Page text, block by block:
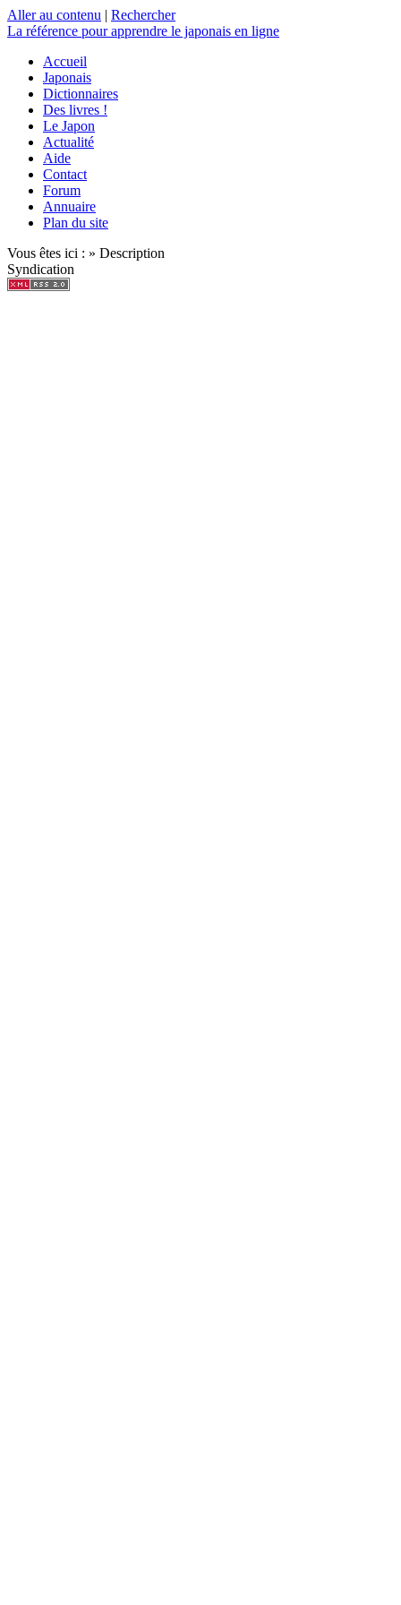
Aller au contenu | Rechercher
La référence pour apprendre le japonais en ligne
Accueil
Japonais
Dictionnaires
Des livres !
Le Japon
Actualité
Aide
Contact
Forum
Annuaire
Plan du site
Vous êtes ici : » Description
Syndication